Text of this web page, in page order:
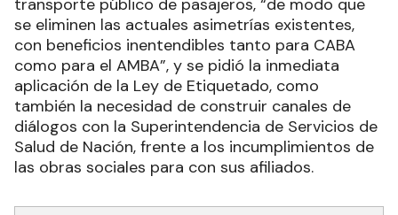
transporte público de pasajeros, “de modo que
se eliminen las actuales asimetrías existentes,
con beneficios inentendibles tanto para CABA
como para el AMBA”, y se pidió la inmediata
aplicación de la Ley de Etiquetado, como
también la necesidad de construir canales de
diálogos con la Superintendencia de Servicios de
Salud de Nación, frente a los incumplimientos de
las obras sociales para con sus afiliados.